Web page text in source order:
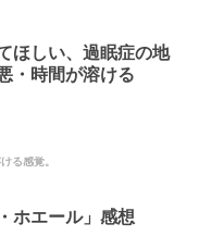
ほしい、過眠症の地
・時間が溶ける
る感覚。
ホエール」感想